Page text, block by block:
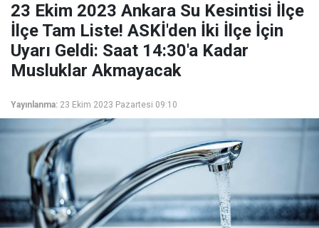
23 Ekim 2023 Ankara Su Kesintisi İlçe
İlçe Tam Liste! ASKİ'den İki İlçe İçin
Uyarı Geldi: Saat 14:30'a Kadar
Musluklar Akmayacak
Yayınlanma: 23 Ekim 2023 Pazartesi 09:10